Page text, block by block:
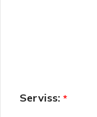
Serviss: *